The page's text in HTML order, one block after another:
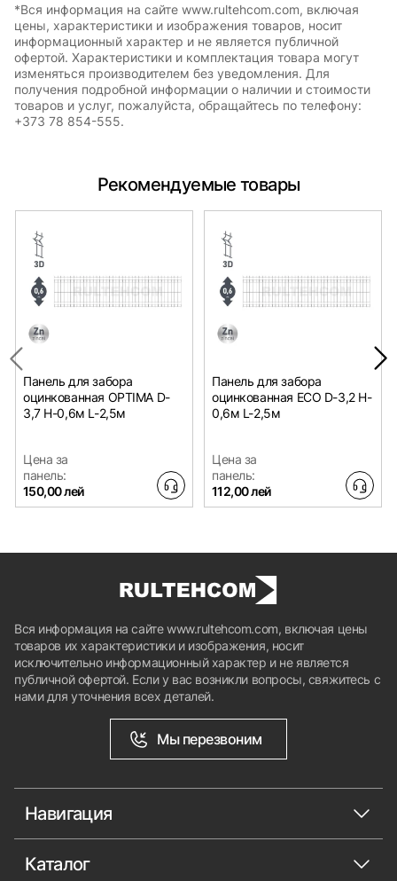
*Вся информация на сайте www.rultehcom.com, включая
цены, характеристики и изображения товаров, носит
информационный характер и не является публичной
офертой. Характеристики и комплектация товара могут
изменяться производителем без уведомления. Для
получения подробной информации о наличии и стоимости
товаров и услуг, пожалуйста, обращайтесь по телефону:
+373 78 854-555.
Рекомендуемые товары
Панель для забора
оцинкованная OPTIMA D-
3,7 H-0,6м L-2,5м
Цена за
панель:
150,00 лей
Панель для забора
оцинкованная ECO D-3,2 H-
0,6м L-2,5м
Цена за
панель:
112,00 лей
Вся информация на сайте www.rultehcom.com, включая цены
товаров их характеристики и изображения, носит
исключительно информационный характер и не является
публичной офертой. Если у вас возникли вопросы, свяжитесь с
нами для уточнения всех деталей.
Мы перезвоним
Навигация
Каталог